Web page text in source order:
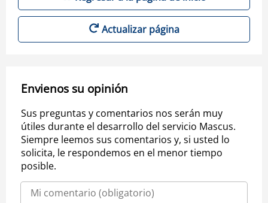
Actualizar página
Envienos su opinión
Sus preguntas y comentarios nos serán muy
útiles durante el desarrollo del servicio Mascus.
Siempre leemos sus comentarios y, si usted lo
solicita, le respondemos en el menor tiempo
posible.